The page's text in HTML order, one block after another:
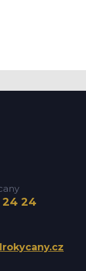
24 24